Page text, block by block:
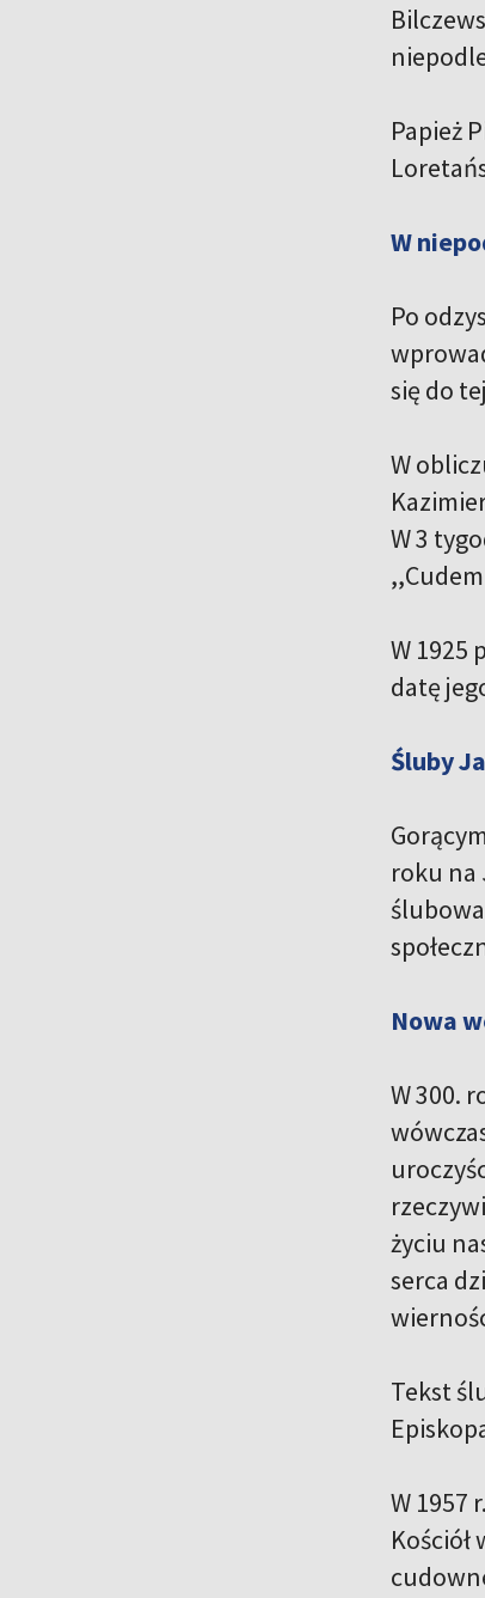
Papież
W
Po
się do
W
W 3
W 1925
datę
Śluby
roku na
Nowa
W 300.
życiu
serca
Tekst
W 1957